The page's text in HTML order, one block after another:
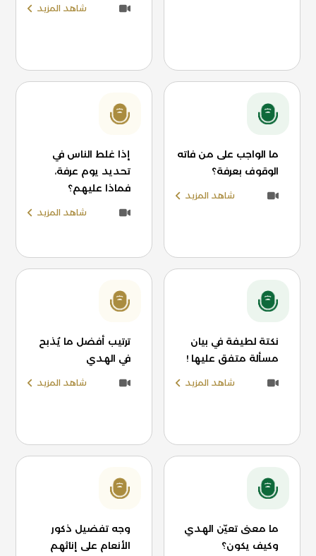
شاهد المزيد
ما الواجب على من فاته
الوقوف بعرفة؟
شاهد المزيد
إذا غلط الناس في
تحديد يوم عرفة،
فماذا عليهم؟
شاهد المزيد
نكتة لطيفة في بيان
مسألة متفق عليها !
شاهد المزيد
ترتيب أفضل ما يُذبح
في الهدي
شاهد المزيد
ما معنى تعيّن الهدي
وكيف يكون؟
وجه تفضيل ذكور
الأنعام على إناثهم